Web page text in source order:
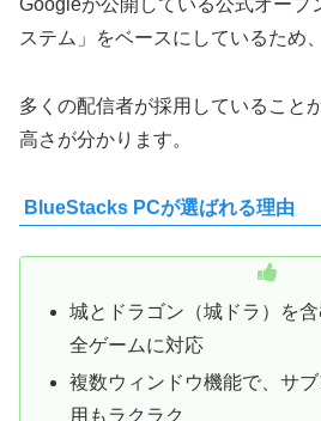
Googleが公開している公式オープ
ステム」をベースにしているため
多くの配信者が採用していること
高さが分かります。
BlueStacks PCが選ばれる理由
城とドラゴン（城ドラ）を
全ゲームに対応
複数ウィンドウ機能で、サ
用もラクラク